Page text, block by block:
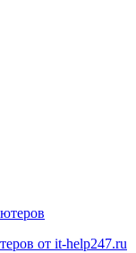
от it-help247.ru